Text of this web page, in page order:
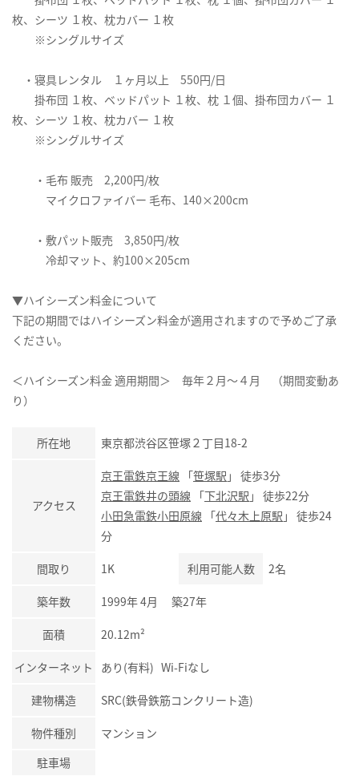
枚、シーツ １枚、枕カバー １枚
※シングルサイズ
・寝具レンタル １ヶ月以上 550円/日
掛布団 １枚、ベッドパット １枚、枕 １個、掛布団カバー １
枚、シーツ １枚、枕カバー １枚
※シングルサイズ
・毛布 販売 2,200円/枚
マイクロファイバー 毛布、140×200cm
・敷パット販売 3,850円/枚
冷却マット、約100×205cm
▼ハイシーズン料金について
下記の期間ではハイシーズン料金が適用されますので予めご了承
ください。
＜ハイシーズン料金 適用期間＞ 毎年２月～４月 （期間変動あ
り）
所在地 東京都渋谷区笹塚２丁目18-2
アクセス
京王電鉄京王線 「笹塚駅 」 徒歩3分
京王電鉄井の頭線 「下北沢駅 」 徒歩22分
小田急電鉄小田原線 「代々木上原駅 」 徒歩24
分
間取り 1K 利用可能人数 2名
築年数 1999年 4月 築27年
面積 20.12m²
インターネット あり(有料) Wi-Fiなし
建物構造 SRC(鉄骨鉄筋コンクリート造)
物件種別
マンション
駐車場